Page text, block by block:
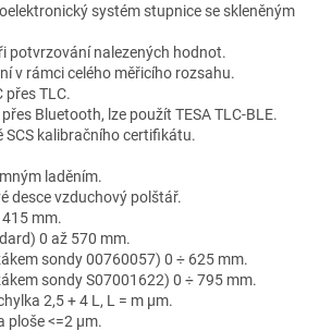
systém stupnice se skleněným
potvrzování nalezených hodnot.
v rámci celého měřicího rozsahu.
přes TLC.
Bluetooth, lze použít TESA TLC-BLE.
SCS kalibračního certifikátu.
laděním.
desce vzduchový polštář.
mm.
0 až 570 mm.
sondy 00760057) 0 ÷ 625 mm.
sondy S07001622) 0 ÷ 795 mm.
2,5 + 4 L, L = m µm.
ploše <=2 µm.